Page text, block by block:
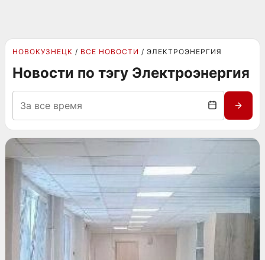
НОВОКУЗНЕЦК ВСЕ НОВОСТИ ЭЛЕКТРОЭНЕРГИЯ
Новости по тэгу Электроэнергия